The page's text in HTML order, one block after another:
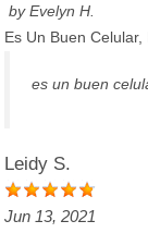
byEvelyn H.
Es Un Buen Celular,
es un buen
Leidy S.
Jun 13, 2021